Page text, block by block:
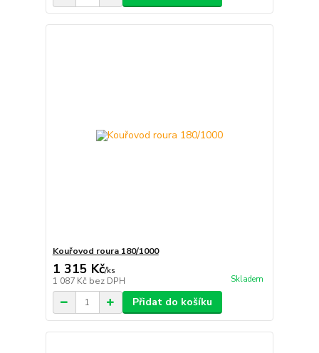
Kouřovod roura 180/1000
1 315 Kč/ks
1 087 Kč bez DPH Skladem
Přidat do košíku